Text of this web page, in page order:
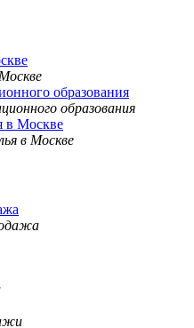
образования
в Москве